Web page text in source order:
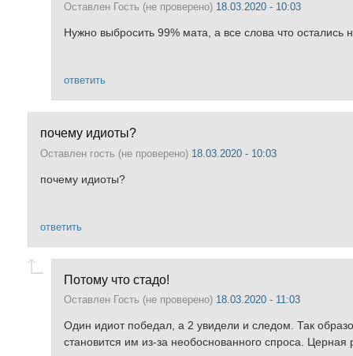
Оставлен Гость (не проверено) 18.03.2020 - 10:03
Нужно выбросить 99% мата, а все слова что остались
ответить
почему идиоты?
Оставлен гость (не проверено) 18.03.2020 - 10:03
почему идиоты?
ответить
Потому что стадо!
Оставлен Гость (не проверено) 18.03.2020 - 11:03
Один идиот победал, а 2 увидели и следом. Так
становится им из-за необоснованного спроса.